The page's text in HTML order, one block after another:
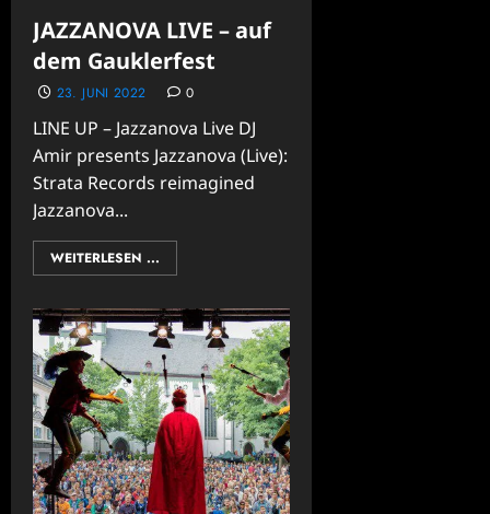
JAZZANOVA LIVE – auf
dem Gauklerfest
23. JUNI 2022 0
LINE UP – Jazzanova Live DJ
Amir presents Jazzanova (Live):
Strata Records reimagined
Jazzanova...
WEITERLESEN ...